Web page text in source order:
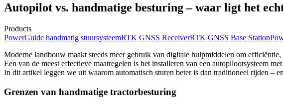
Autopilot vs. handmatige besturing – waar ligt het
Products
PowerGuide handmatig stuursysteemRTK GNSS ReceiverRTK GNSS Base Station
Moderne landbouw maakt steeds meer gebruik van digitale hulpmiddelen om efficiëntie,
Een van de meest effectieve maatregelen is het installeren van een autopilootsysteem
In dit artikel leggen we uit waarom automatisch sturen beter is dan traditioneel rijden –
Grenzen van handmatige tractorbesturing